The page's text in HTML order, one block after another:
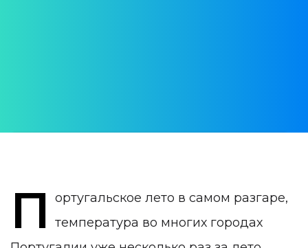
П
ортугальское лето в самом разгаре,
температура во многих городах